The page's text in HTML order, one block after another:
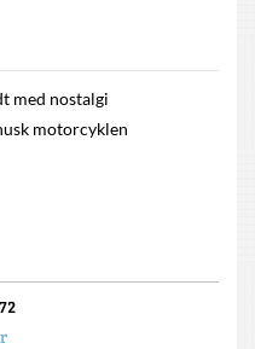
med nostalgi
motorcyklen